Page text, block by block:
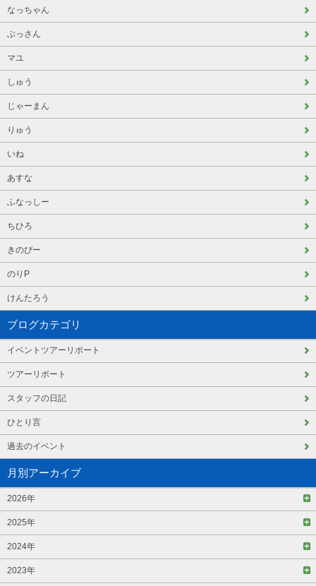
なっちゃん
ぶっさん
マユ
しゅう
じゃーまん
りゅう
いね
あすな
ふなっしー
ちひろ
きのぴー
のりP
けんたろう
ブログカテゴリ
イベントツアーリポート
ツアーリポート
スタッフの日記
ひとり言
過去のイベント
月別アーカイブ
2026年
2025年
2024年
2023年